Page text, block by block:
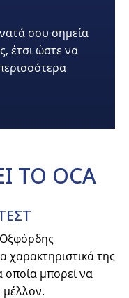
σου σημεία
έτσι ώστε να
ΤΟ OCA
χαρακτηριστικά της
μπορεί να